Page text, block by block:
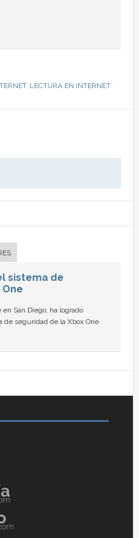
, LECTURA EN INTERNET
sistema de
San Diego, ha logrado
seguridad de la Xbox One.